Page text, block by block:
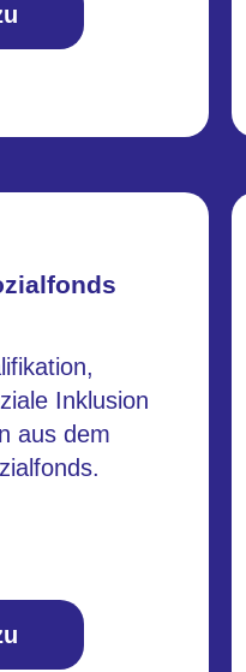
Inklusion
aus dem